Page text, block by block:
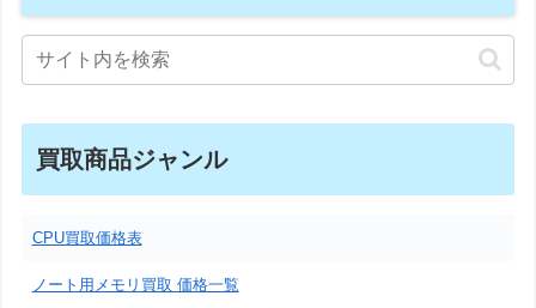
買取商品ジャンル
CPU買取価格表
ノート用メモリ買取 価格一覧